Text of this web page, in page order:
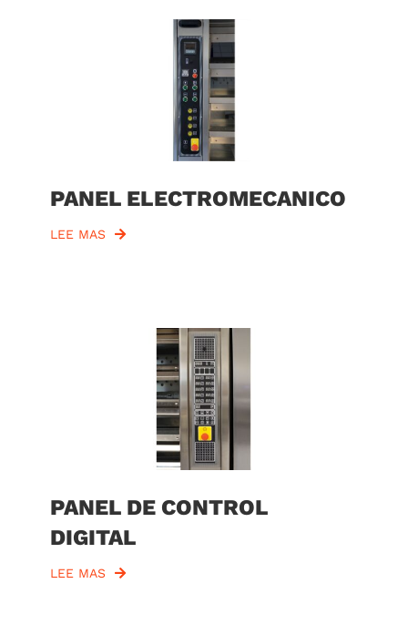
PANEL ELECTROMECANICO
LEE MAS
PANEL DE CONTROL
DIGITAL
LEE MAS